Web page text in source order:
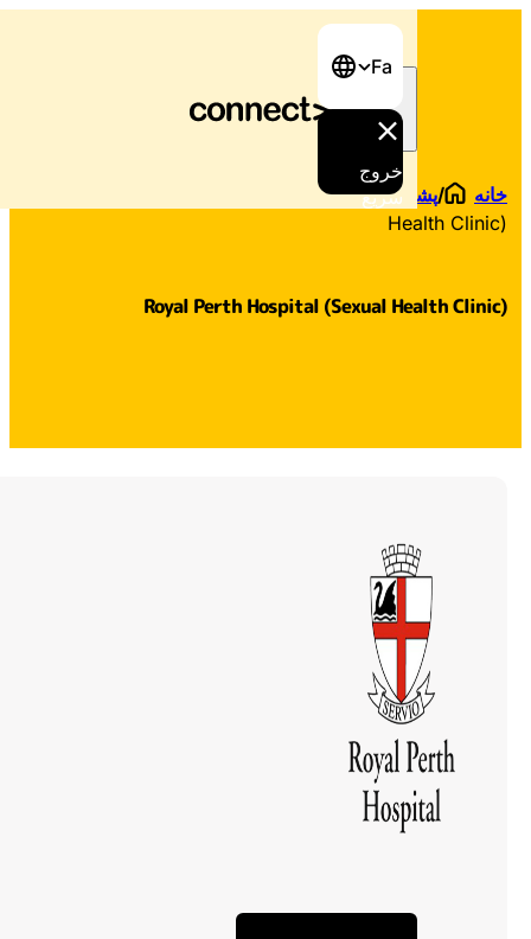
سریع
/پشتیبانی پیدا کنید/
Royal Perth Hospital (Sexual
Health
Royal Perth Hospital (Sexual Health